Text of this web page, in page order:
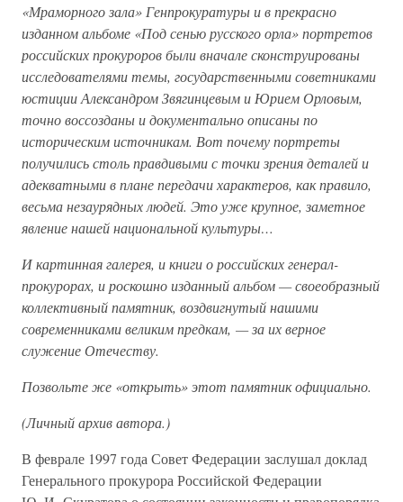
«Мраморного зала» Генпрокуратуры и в прекрасно
изданном альбоме «Под сенью русского орла» портретов
российских прокуроров были вначале сконструированы
исследователями темы, государственными советниками
юстиции Александром Звягинцевым и Юрием Орловым,
точно воссозданы и документально описаны по
историческим источникам. Вот почему портреты
получились столь правдивыми с точки зрения деталей и
адекватными в плане передачи характеров, как правило,
весьма незаурядных людей. Это уже крупное, заметное
явление нашей национальной культуры…
И картинная галерея, и книги о российских генерал-
прокурорах, и роскошно изданный альбом — своеобразный
коллективный памятник, воздвигнутый нашими
современниками великим предкам, — за их верное
служение Отечеству.
Позвольте же «открыть» этот памятник официально.
(Личный архив автора.)
В феврале 1997 года Совет Федерации заслушал доклад
Генерального прокурора Российской Федерации